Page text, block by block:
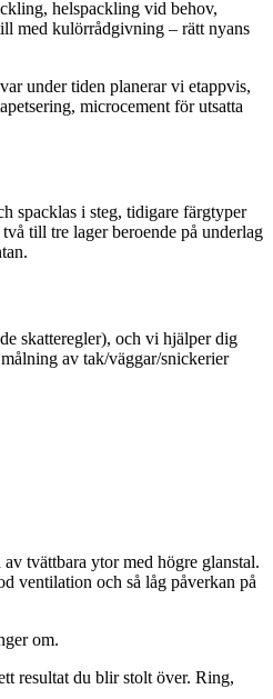
helspackling vid behov,
med kulörrådgivning – rätt nyans
under tiden planerar vi etappvis,
microcement för utsatta
spacklas i steg, tidigare färgtyper
till tre lager beroende på underlag
skatteregler), och vi hjälper dig
av tak/väggar/snickerier
tvättbara ytor med högre glanstal.
ventilation och så låg påverkan på
om.
resultat du blir stolt över. Ring,